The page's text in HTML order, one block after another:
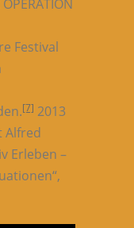
Festival
[7] 2013
Alfred
Erleben –